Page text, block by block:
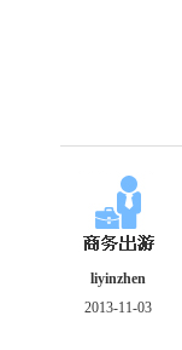
liyinzhen
2013-11-03